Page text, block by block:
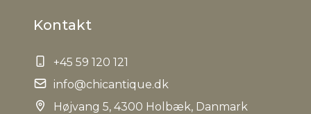
Kontakt
+45 59 120 121
info@chicantique.dk
Højvang 5, 4300 Holbæk, Danmark